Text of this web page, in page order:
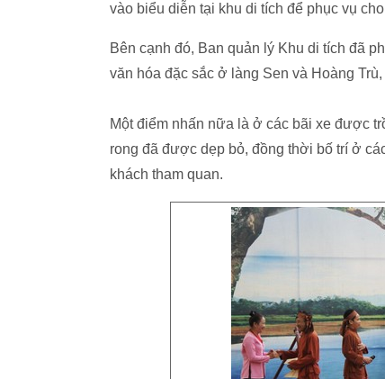
vào biểu diễn tại khu di tích để phục vụ
Bên cạnh đó, Ban quản lý Khu di tích đã
văn hóa đặc sắc ở làng Sen và Hoàng
Một điểm nhấn nữa là ở các bãi xe được
rong đã được dẹp bỏ, đồng thời bố trí ở
khách tham quan.